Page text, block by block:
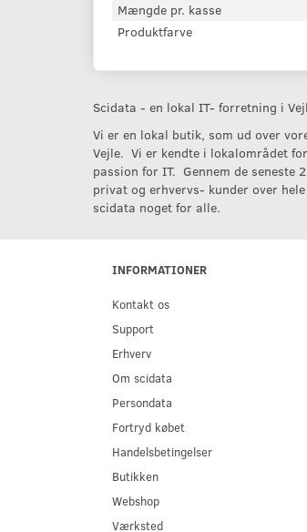
Mængde pr. kasse
Produktfarve
Scidata - en lokal IT- forretning i
Vi er en lokal butik, som ud over
Vejle. Vi er kendte i lokalområdet
passion for IT. Gennem de seneste
privat og erhvervs- kunder over
scidata noget for alle.
INFORMATIONER
Kontakt os
Support
Erhverv
Om scidata
Persondata
Fortryd købet
Handelsbetingelser
Butikken
Webshop
Værksted